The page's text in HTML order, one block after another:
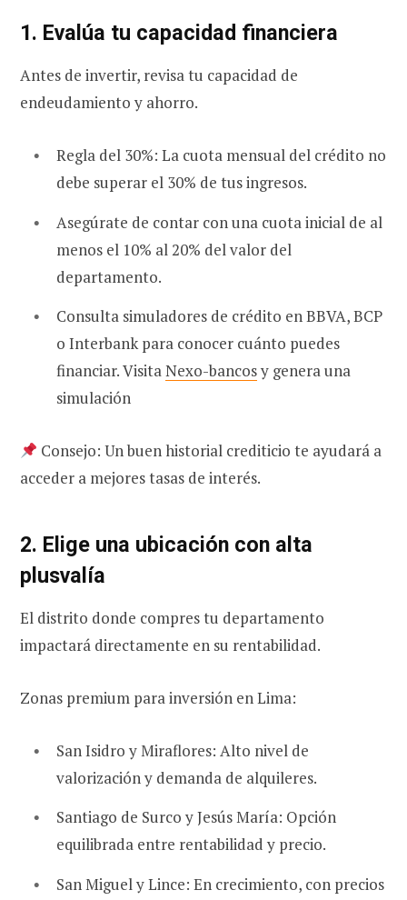
1. Evalúa tu capacidad financiera
Antes de invertir, revisa tu capacidad de
endeudamiento y ahorro.
Regla del 30%: La cuota mensual del crédito no
debe superar el 30% de tus ingresos.
Asegúrate de contar con una cuota inicial de al
menos el 10% al 20% del valor del
departamento.
Consulta simuladores de crédito en BBVA, BCP
o Interbank para conocer cuánto puedes
financiar. VisitaNexo-bancosy genera una
simulación
Consejo: Un buen historial crediticio te ayudará a
acceder a mejores tasas de interés.
2. Elige una ubicación con alta
plusvalía
El distrito donde compres tu departamento
impactará directamente en su rentabilidad.
Zonas premium para inversión en Lima:
San Isidro y Miraflores: Alto nivel de
valorización y demanda de alquileres.
Santiago de Surco y Jesús María: Opción
equilibrada entre rentabilidad y precio.
San Miguel y Lince: En crecimiento, con precios